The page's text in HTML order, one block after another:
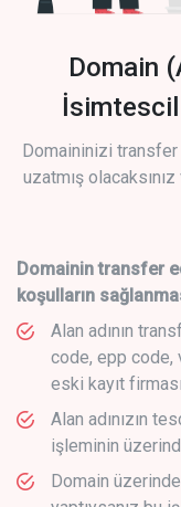
Domain
İsimtescil
Domaininizi
uzatmış
Domainin transfer
koşulların
Alan adının
code, epp code,
eski kayıt
Alan adınızın
işleminin
Domain